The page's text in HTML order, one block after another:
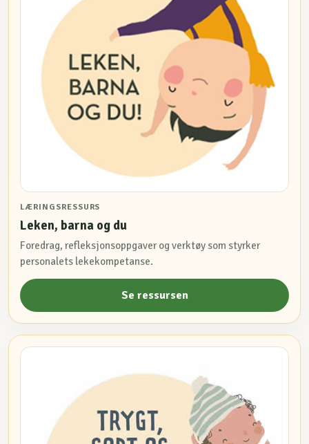
LÆRINGSRESSURS
Leken, barna og du
Foredrag, refleksjonsoppgaver og verktøy som styrker
personalets lekekompetanse.
Se ressursen